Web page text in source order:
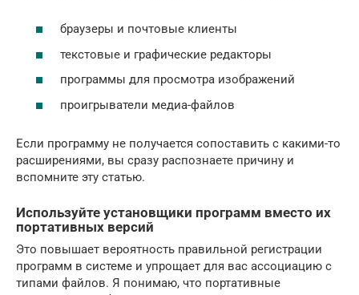
браузеры и почтовые клиенты
текстовые и графические редакторы
программы для просмотра изображений
проигрыватели медиа-файлов
Если программу не получается сопоставить с какими-то
расширениями, вы сразу распознаете причину и
вспомните эту статью.
Используйте установщики программ вместо их
портативных версий
Это повышает вероятность правильной регистрации
программ в системе и упрощает для вас ассоциацию с
типами файлов. Я понимаю, что портативные